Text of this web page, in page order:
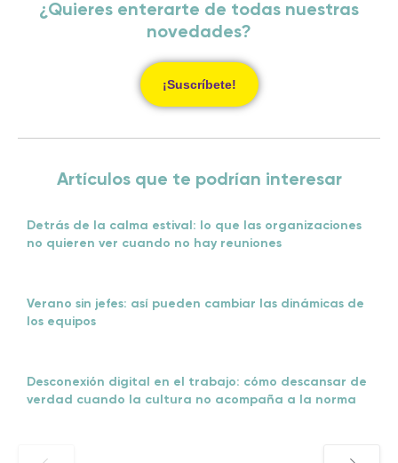
¿Quieres enterarte de todas nuestras
novedades?
¡Suscríbete!
Artículos que te podrían interesar
Detrás de la calma estival: lo que las organizaciones
no quieren ver cuando no hay reuniones
Verano sin jefes: así pueden cambiar las dinámicas de
los equipos
Desconexión digital en el trabajo: cómo descansar de
verdad cuando la cultura no acompaña a la norma